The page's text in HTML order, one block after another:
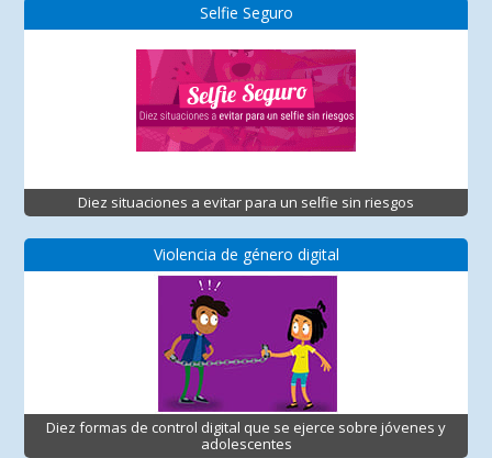
Selfie Seguro
Diez situaciones a evitar para un selfie sin riesgos
Violencia de género digital
Diez formas de control digital que se ejerce sobre jóvenes y
adolescentes